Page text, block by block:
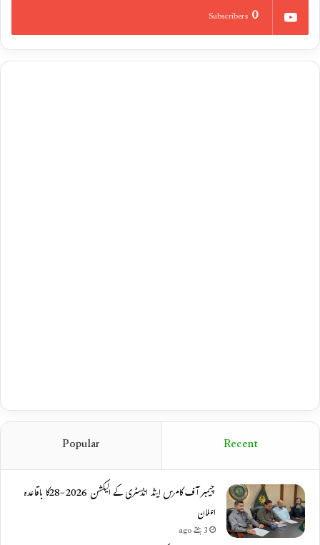
0
Subscribers
Recent
Popular
چیمبر آف کامرس اینڈ انڈسٹری کے الیکشن 2026-28کا باقاعدہ
اعلان
3 ہفتے ago